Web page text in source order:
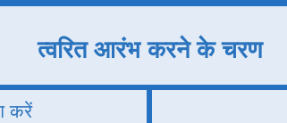
त्वरित आरंभ करने के चरण
करें